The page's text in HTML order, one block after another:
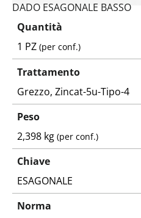
DADO ESAGONALE BASSO
Quantità
1 PZ(per conf.)
Trattamento
Grezzo, Zincat-5u-Tipo-4
Peso
2,398 kg(per conf.)
Chiave
ESAGONALE
Norma